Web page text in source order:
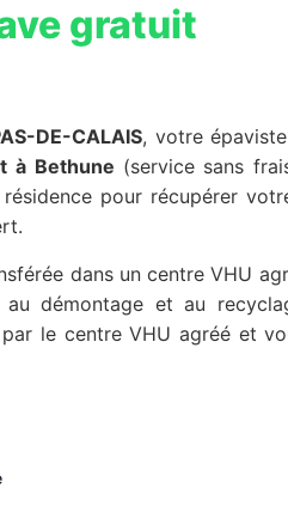
gratuit
DE-CALAIS, votre
à Bethune (service sans
pour récupérer
dans un centre VHU
démontage et au
le centre VHU agréé et